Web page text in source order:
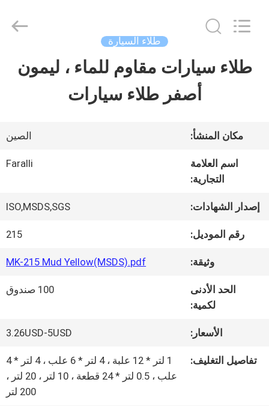
منزل
أشرطة
حول
المعمل
Chemical
طلاء السيارة
طلاء سيارات مقاوم للماء ، ليمون
أصفر طلاء سيارات
مكان المنشأ: الصين
اسم العلامة
التجارية:
Faralli
إصدار الشهادات: ISO,MSDS,SGS
رقم الموديل: 215
وثيقة: MK-215 Mud Yellow(MSDS).pdf
الحد الأدنى
لكمية:
100 صندوق
الأسعار: 3.26USD-5USD
تفاصيل التغليف:
1 لتر * 12 علبة ، 4 لتر * 6 علب ، 4 لتر * 4
علب ، 0.5 لتر * 24 قطعة ، 10 لتر ، 20 لتر ،
200 لتر